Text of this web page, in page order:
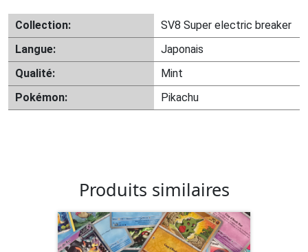
Collection:
SV8 Super electric breaker
Langue:
Japonais
Qualité:
Mint
Pokémon:
Pikachu
Produits similaires